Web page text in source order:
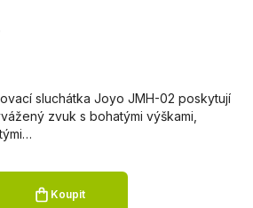
sluchátka Joyo JMH-02 poskytují
zvuk s bohatými výškami,
Koupit